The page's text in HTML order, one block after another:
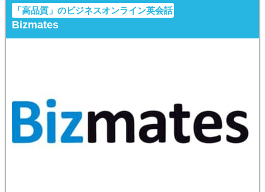
「高品質」のビジネスオンライン英会話
Bizmates